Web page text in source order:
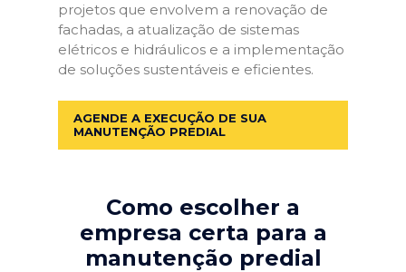
projetos que envolvem a renovação de
fachadas, a atualização de sistemas
elétricos e hidráulicos e a implementação
de soluções sustentáveis e eficientes.
AGENDE A EXECUÇÃO DE SUA
MANUTENÇÃO PREDIAL
Como escolher a
empresa certa para a
manutenção predial